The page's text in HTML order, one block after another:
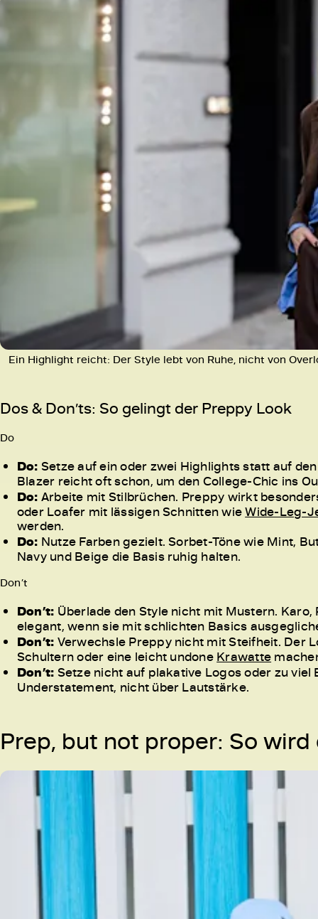
Ein Highlight reicht: Der Style lebt von Ruhe, nicht von
Dos & Don’ts: So gelingt der Preppy Look
Do
Do: Setze auf ein oder zwei Highlights statt auf
Blazer reicht oft schon, um den College-Chic ins
Do: Arbeite mit Stilbrüchen. Preppy wirkt
oder Loafer mit lässigen Schnitten wieWide-Leg-
werden.
Do: Nutze Farben gezielt. Sorbet-Töne wie Mint,
Navy und Beige die Basis ruhig halten.
Don’t
Don’t: Überlade den Style nicht mit Mustern.
elegant, wenn sie mit schlichten Basics
Don’t: Verwechsle Preppy nicht mit Steifheit. Der
Schultern oder eine leicht undone Krawatte
Don’t: Setze nicht auf plakative Logos oder zu
Understatement, nicht über Lautstärke.
Prep, but not proper: So